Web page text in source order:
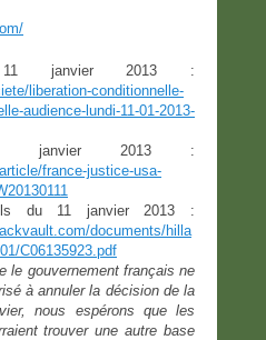
janvier 2013 :
liberation-conditionnelle-
audience-lundi-11-01-2013-
janvier 2013 :
france-justice-usa-
du 11 janvier 2013 :
documents/hilla
C06135923.pdf
le gouvernement français ne
à annuler la décision de la
nous espérons que les
trouver une autre base